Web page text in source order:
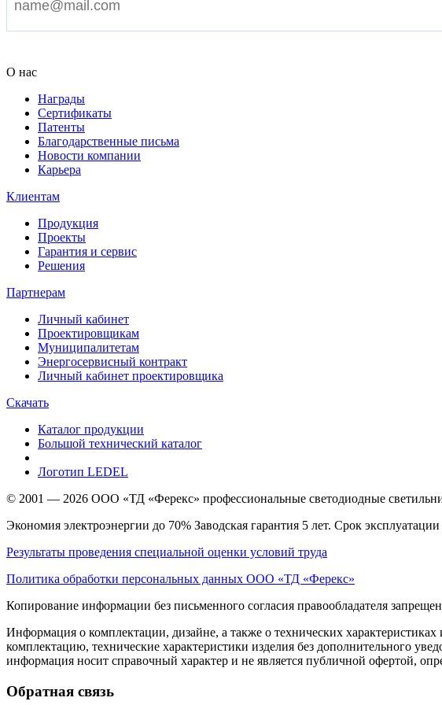
О нас
Награды
Сертификаты
Патенты
Благодарственные письма
Новости компании
Карьера
Клиентам
Продукция
Проекты
Гарантия и сервис
Решения
Партнерам
Личный кабинет
Проектировщикам
Муниципалитетам
Энергосервисный контракт
Личный кабинет проектировщика
Скачать
Каталог продукции
Большой технический каталог
Логотип LEDEL
© 2001 — 2026 ООО «ТД «Ферекс» профессиональные светодиодные
Экономия электроэнергии до 70% Заводская гарантия 5 лет. Срок эксплуатации
Результаты проведения специальной оценки условий труда
Политика обработки персональных данных ООО «ТД «Ферекс»
Копирование информации без письменного согласия правообладателя
Информация о комплектации, дизайне, а также о технических
комплектацию, технические характеристики изделия без дополнительного
информация носит справочный характер и не является публичной офертой,
Обратная связь